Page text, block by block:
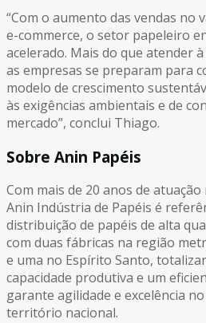
“Com o aumento das vendas no
e-commerce, o setor papeleiro
acelerado. Mais do que atender
as empresas se preparam para
modelo de crescimento
às exigências ambientais e de
mercado”, conclui Thiago.
Sobre Anin Papéis
Com mais de 20 anos de
Anin Indústria de Papéis é
distribuição de papéis de alta
com duas fábricas na região
e uma no Espírito Santo,
capacidade produtiva e um
garante agilidade e excelência
território nacional.